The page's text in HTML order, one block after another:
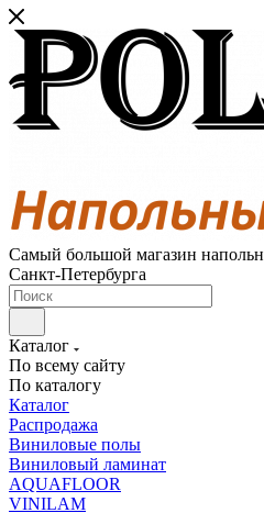
Самый большой магазин
Санкт-Петербурга
Каталог
По всему сайту
По каталогу
Каталог
Распродажа
Виниловые полы
Виниловый ламинат
AQUAFLOOR
VINILAM